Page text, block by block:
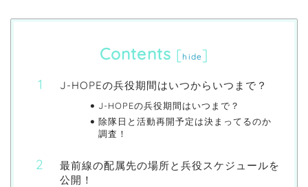
Contents [hide]
J-HOPEの兵役期間はいつからいつまで？
J-HOPEの兵役期間はいつまで？
除隊日と活動再開予定は決まってるのか
調査！
最前線の配属先の場所と兵役スケジュールを
公開！